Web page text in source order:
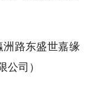
路东盛世嘉缘
公司）